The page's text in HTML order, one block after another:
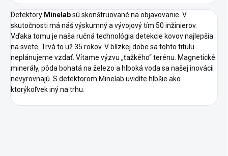
Detektory Minelabsú skonštruované na objavovanie. V
skutočnosti má náš výskumný a vývojový tím 50 inžinierov.
Vďaka tomu je naša ručná technológia detekcie kovov najlepšia
na svete. Trvá to už 35 rokov. V blízkej dobe sa tohto titulu
neplánujeme vzdať. Vítame výzvu „ťažkého“ terénu. Magnetické
minerály, pôda bohatá na železo a hlboká voda sa našej inovácii
nevyrovnajú. S detektorom Minelab uvidíte hlbšie ako
ktorýkoľvek iný na trhu.